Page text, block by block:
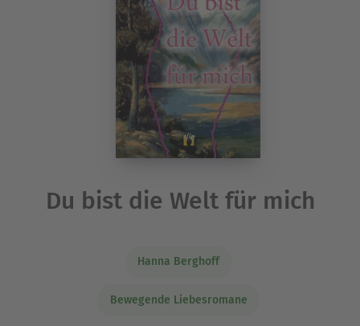
Du bist die Welt für mich
Hanna Berghoff
Bewegende Liebesromane